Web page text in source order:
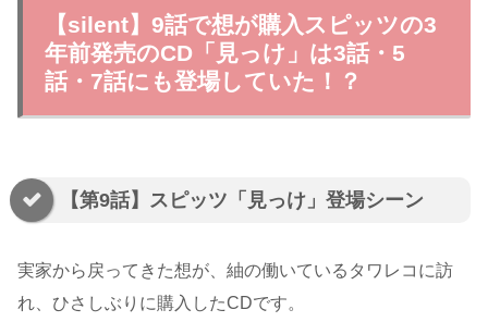
【silent】9話で想が購入スピッツの3
年前発売のCD「見っけ」は3話・5
話・7話にも登場していた！？
【第9話】スピッツ「見っけ」登場シーン
実家から戻ってきた想が、紬の働いているタワレコに訪
れ、ひさしぶりに購入したCDです。